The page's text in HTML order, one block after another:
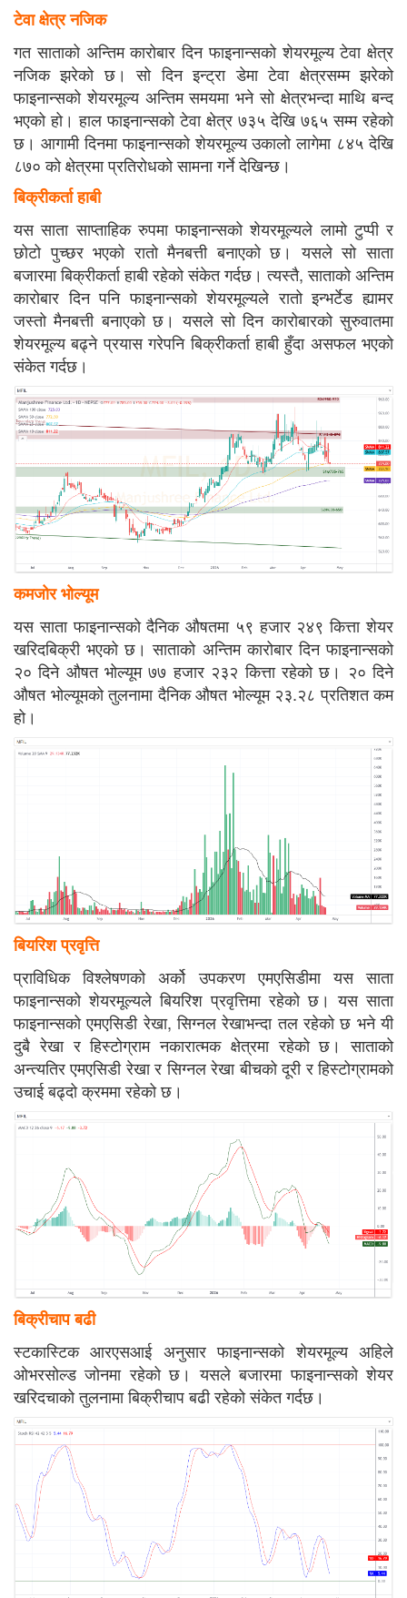
टेवा क्षेत्र नजिक
गत साताको अन्तिम कारोबार दिन फाइनान्सको शेयरमूल्य टेवा क्षेत्र
नजिक झरेको छ। सो दिन इन्ट्रा डेमा टेवा क्षेत्रसम्म झरेको
फाइनान्सको शेयरमूल्य अन्तिम समयमा भने सो क्षेत्रभन्दा माथि बन्द
भएको हो। हाल फाइनान्सको टेवा क्षेत्र ७३५ देखि ७६५ सम्म रहेको
छ। आगामी दिनमा फाइनान्सको शेयरमूल्य उकालो लागेमा ८४५ देखि
८७० को क्षेत्रमा प्रतिरोधको सामना गर्ने देखिन्छ।
बिक्रीकर्ता हाबी
यस साता साप्ताहिक रुपमा फाइनान्सको शेयरमूल्यले लामो टुप्पी र
छोटो पुच्छर भएको रातो मैनबत्ती बनाएको छ। यसले सो साता
बजारमा बिक्रीकर्ता हाबी रहेको संकेत गर्दछ। त्यस्तै, साताको अन्तिम
कारोबार दिन पनि फाइनान्सको शेयरमूल्यले रातो इन्भर्टेड ह्यामर
जस्तो मैनबत्ती बनाएको छ। यसले सो दिन कारोबारको सुरुवातमा
शेयरमूल्य बढ्ने प्रयास गरेपनि बिक्रीकर्ता हाबी हुँदा असफल भएको
संकेत गर्दछ।
कमजोर भोल्यूम
यस साता फाइनान्सको दैनिक औषतमा ५९ हजार २४९ कित्ता शेयर
खरिदबिक्री भएको छ। साताको अन्तिम कारोबार दिन फाइनान्सको
२० दिने औषत भोल्यूम ७७ हजार २३२ कित्ता रहेको छ। २० दिने
औषत भोल्यूमको तुलनामा दैनिक औषत भोल्यूम २३.२८ प्रतिशत कम
हो।
बियरिश प्रवृत्ति
प्राविधिक विश्लेषणको अर्को उपकरण एमएसिडीमा यस साता
फाइनान्सको शेयरमूल्यले बियरिश प्रवृत्तिमा रहेको छ। यस साता
फाइनान्सको एमएसिडी रेखा, सिग्नल रेखाभन्दा तल रहेको छ भने यी
दुबै रेखा र हिस्टोग्राम नकारात्मक क्षेत्रमा रहेको छ। साताको
अन्त्यतिर एमएसिडी रेखा र सिग्नल रेखा बीचको दूरी र हिस्टोग्रामको
उचाई बढ्दो क्रममा रहेको छ।
बिक्रीचाप बढी
स्टकास्टिक आरएसआई अनुसार फाइनान्सको शेयरमूल्य अहिले
ओभरसोल्ड जोनमा रहेको छ। यसले बजारमा फाइनान्सको शेयर
खरिदचाको तुलनामा बिक्रीचाप बढी रहेको संकेत गर्दछ।